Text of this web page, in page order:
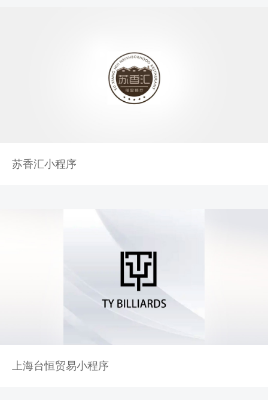
苏香汇小程序
上海台恒贸易小程序